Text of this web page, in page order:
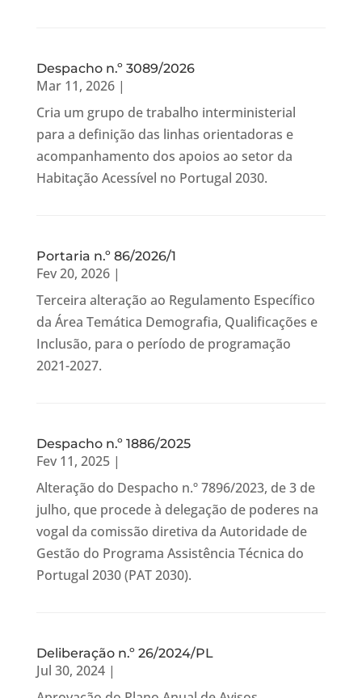
Despacho n.º 3089/2026
Mar 11, 2026|
Cria um grupo de trabalho interministerial
para a definição das linhas orientadoras e
acompanhamento dos apoios ao setor da
Habitação Acessível no Portugal 2030.
Portaria n.º 86/2026/1
Fev 20, 2026|
Terceira alteração ao Regulamento Específico
da Área Temática Demografia, Qualificações e
Inclusão, para o período de programação
2021-2027.
Despacho n.º 1886/2025
Fev 11, 2025|
Alteração do Despacho n.º 7896/2023, de 3 de
julho, que procede à delegação de poderes na
vogal da comissão diretiva da Autoridade de
Gestão do Programa Assistência Técnica do
Portugal 2030 (PAT 2030).
Deliberação n.º 26/2024/PL
Jul 30, 2024|